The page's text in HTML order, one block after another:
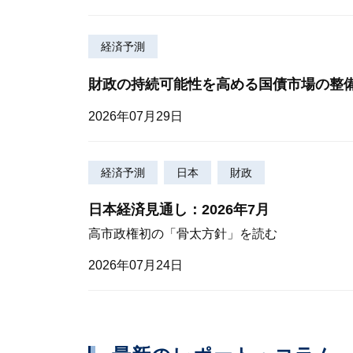
経済予測
財政の持続可能性を高める国債市場の整
2026年07月29日
経済予測 日本 財政
日本経済見通し：2026年7月
高市政権初の「骨太方針」を読む
2026年07月24日